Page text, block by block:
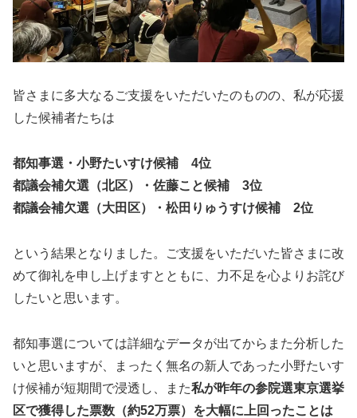
皆さまに多大なるご支援をいただいたのものの、私が応援
した候補者たちは
都知事選・小野たいすけ候補 4位
都議会補欠選（北区）・佐藤こと候補 3位
都議会補欠選（大田区）・松田りゅうすけ候補 2位
という結果となりました。ご支援をいただいた皆さまに改
めて御礼を申し上げますとともに、力不足を心よりお詫び
したいと思います。
都知事選については詳細なデータが出てからまた分析した
いと思いますが、まったく無名の新人であった小野たいす
け候補が短期間で浸透し、また私が昨年の参院選東京選挙
区で獲得した票数（約52万票）を大幅に上回ったことは